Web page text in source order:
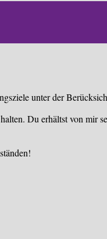
unter der
Du erhältst von mir